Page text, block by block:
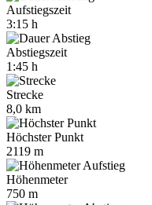
Aufstiegszeit
3:15 h
Abstiegszeit
1:45 h
Strecke
8,0 km
Höchster Punkt
2119 m
Höhenmeter
750 m